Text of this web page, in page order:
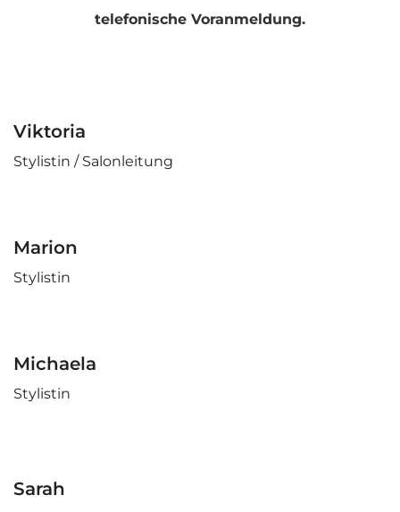
telefonische Voranmeldung.
Viktoria
Stylistin / Salonleitung
Marion
Stylistin
Michaela
Stylistin
Sarah